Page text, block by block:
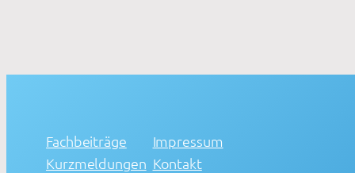
Fachbeiträge
Kurzmeldungen
Impressum
Kontakt